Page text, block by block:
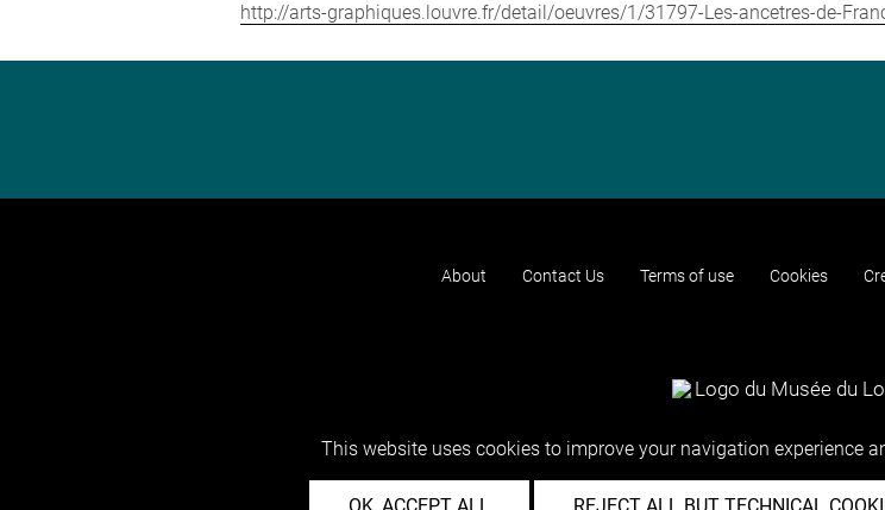
http://arts-graphiques.louvre.fr/detail/oeuvres/1/31797-Les-ancetres-de-
About Contact Us Terms of use Cookies
This website uses cookies to improve your navigation experience